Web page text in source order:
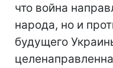
что война
народа, но и
будущего